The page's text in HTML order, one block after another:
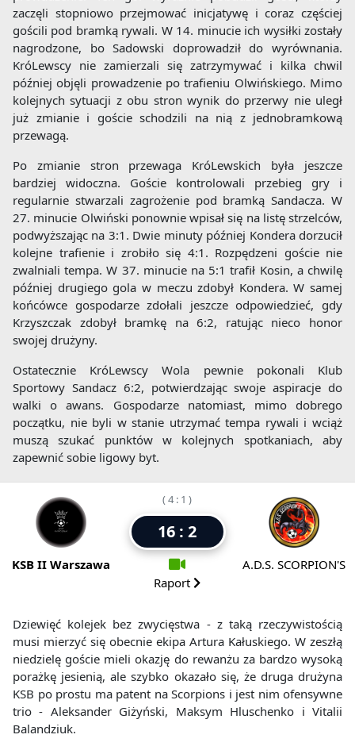
zaczęli stopniowo przejmować inicjatywę i coraz częściej
gościli pod bramką rywali. W 14. minucie ich wysiłki zostały
nagrodzone, bo Sadowski doprowadził do wyrównania.
KróLewscy nie zamierzali się zatrzymywać i kilka chwil
później objęli prowadzenie po trafieniu Olwińskiego. Mimo
kolejnych sytuacji z obu stron wynik do przerwy nie uległ
już zmianie i goście schodzili na nią z jednobramkową
przewagą.
Po zmianie stron przewaga KróLewskich była jeszcze
bardziej widoczna. Goście kontrolowali przebieg gry i
regularnie stwarzali zagrożenie pod bramką Sandacza. W
27. minucie Olwiński ponownie wpisał się na listę strzelców,
podwyższając na 3:1. Dwie minuty później Kondera dorzucił
kolejne trafienie i zrobiło się 4:1. Rozpędzeni goście nie
zwalniali tempa. W 37. minucie na 5:1 trafił Kosin, a chwilę
później drugiego gola w meczu zdobył Kondera. W samej
końcówce gospodarze zdołali jeszcze odpowiedzieć, gdy
Krzyszczak zdobył bramkę na 6:2, ratując nieco honor
swojej drużyny.
Ostatecznie KróLewscy Wola pewnie pokonali Klub
Sportowy Sandacz 6:2, potwierdzając swoje aspiracje do
walki o awans. Gospodarze natomiast, mimo dobrego
początku, nie byli w stanie utrzymać tempa rywali i wciąż
muszą szukać punktów w kolejnych spotkaniach, aby
zapewnić sobie ligowy byt.
KSB II Warszawa
( 4 : 1 )
16 : 2
Raport
A.D.S. SCORPION'S
Dziewięć kolejek bez zwycięstwa - z taką rzeczywistością
musi mierzyć się obecnie ekipa Artura Kałuskiego. W zeszłą
niedzielę goście mieli okazję do rewanżu za bardzo wysoką
porażkę jesienią, ale szybko okazało się, że druga drużyna
KSB po prostu ma patent na Scorpions i jest nim ofensywne
trio - Aleksander Giżyński, Maksym Hluschenko i Vitalii
Balandziuk.